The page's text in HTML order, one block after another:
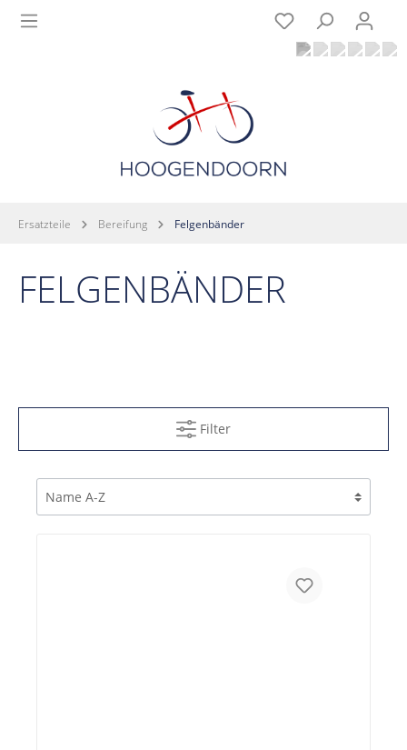
Ersatzteile Bereifung Felgenbänder
FELGENBÄNDER
Filter